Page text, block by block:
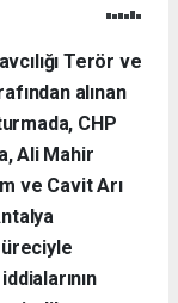
Terör ve
alınan
CHP
Ali Mahir
ve Cavit Arı